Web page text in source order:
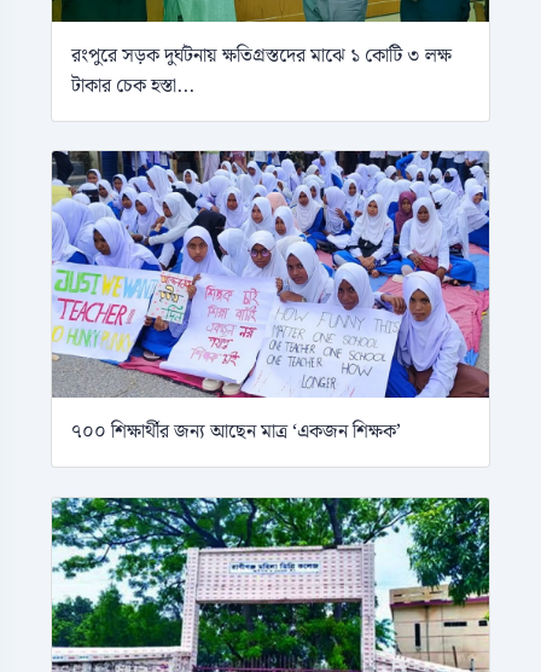
রংপুরে সড়ক দুর্ঘটনায় ক্ষতিগ্রস্তদের মাঝে ১ কোটি ৩ লক্ষ
টাকার চেক হস্তা...
৭০০ শিক্ষার্থীর জন্য আছেন মাত্র ‘একজন শিক্ষক’